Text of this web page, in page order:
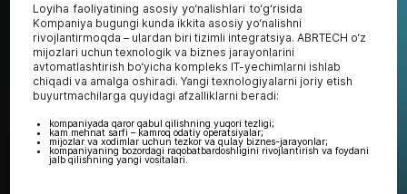
Loyiha faoliyatining asosiy yo‘nalishlari to‘g‘risida
Kompaniya bugungi kunda ikkita asosiy yo‘nalishni
rivojlantirmoqda – ulardan biri tizimli integratsiya. ABRTECH o‘z
mijozlari uchun texnologik va biznes jarayonlarini
avtomatlashtirish bo‘yicha kompleks IT-yechimlarni ishlab
chiqadi va amalga oshiradi. Yangi texnologiyalarni joriy etish
buyurtmachilarga quyidagi afzalliklarni beradi:
kompaniyada qaror qabul qilishning yuqori tezligi;
kam mehnat sarfi – kamroq odatiy operatsiyalar;
mijozlar va xodimlar uchun tezkor va qulay biznes-jarayonlar;
kompaniyaning bozordagi raqobatbardoshligini rivojlantirish va foydani
jalb qilishning yangi vositalari.